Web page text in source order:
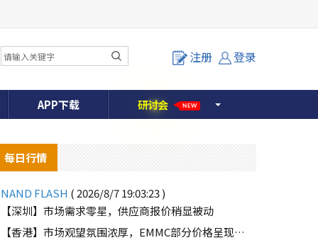
注册 登录
APP下载 研讨会 NEW
每日行情
NAND FLASH ( 2026/8/7 19:03:23 )
【深圳】市场需求零星，供应商报价稍显被动
【香港】市场观望氛围浓厚，EMMC部分价格呈现下滑趋势